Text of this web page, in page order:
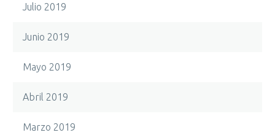
Julio 2019
Junio 2019
Mayo 2019
Abril 2019
Marzo 2019